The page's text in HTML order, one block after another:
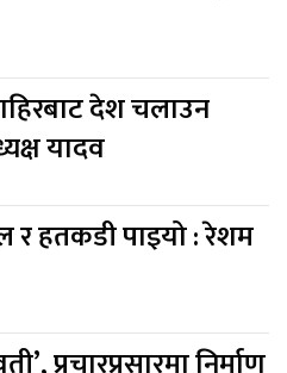
देश चलाउन
यादव
र हतकडी पाइयो : रेशम